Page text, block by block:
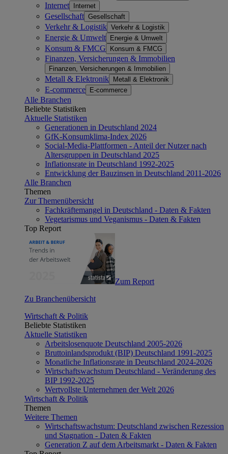
Internet Internet
Gesellschaft Gesellschaft
Verkehr & Logistik Verkehr & Logistik
Energie & Umwelt Energie & Umwelt
Konsum & FMCG Konsum & FMCG
Finanzen, Versicherungen & Immobilien
Finanzen, Versicherungen & Immobilien
Metall & Elektronik Metall & Elektronik
E-commerce E-commerce
Alle Branchen
Beliebte Statistiken
Aktuelle Statistiken
Generationen in Deutschland 2024
GfK-Konsumklima-Index 2026
Social-Media-Plattformen - Anteil der Nutzer nach
Altersgruppen in Deutschland 2025
Inflationsrate in Deutschland 1992-2025
Entwicklung der Bauzinsen in Deutschland 2011-2026
Alle Branchen
Themen
Zur Themenübersicht
Fachkräftemangel in Deutschland - Daten & Fakten
Vegetarismus und Veganismus - Daten & Fakten
Top Report
Zum Report
Zu Branchenübersicht
Wirtschaft & Politik
Beliebte Statistiken
Aktuelle Statistiken
Arbeitslosenquote Deutschland 2005-2026
Bruttoinlandsprodukt (BIP) Deutschland 1991-2025
Monatliche Inflationsrate in Deutschland 2024-2026
Wirtschaftswachstum Deutschland - Veränderung des
BIP 1992-2025
Wertvollste Unternehmen der Welt 2026
Wirtschaft & Politik
Themen
Weitere Themen
Wirtschaftswachstum: Deutschland zwischen Rezession
und Stagnation - Daten & Fakten
Generation Z auf dem Arbeitsmarkt - Daten & Fakten